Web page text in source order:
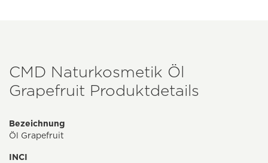
CMD Naturkosmetik Öl
Grapefruit Produktdetails
Bezeichnung
Öl Grapefruit
INCI